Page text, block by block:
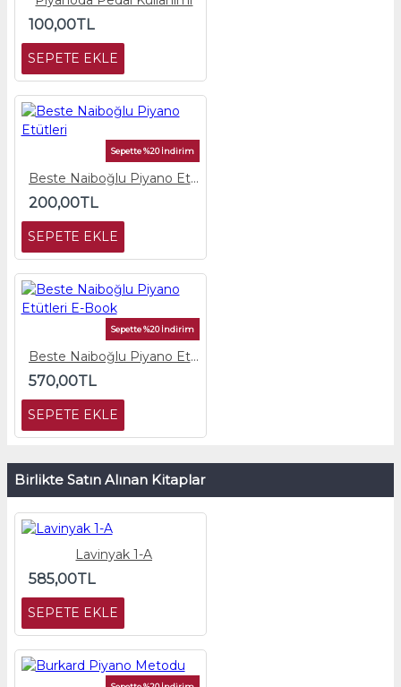
100,00TL
SEPETE EKLE
Sepette %20 İndirim
Beste Naiboğlu Piyano Etütleri
200,00TL
SEPETE EKLE
Sepette %20 İndirim
Beste Naiboğlu Piyano Etütleri E-Book
570,00TL
SEPETE EKLE
Birlikte Satın Alınan Kitaplar
Lavinyak 1-A
585,00TL
SEPETE EKLE